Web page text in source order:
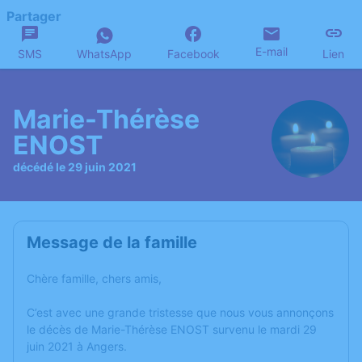
Partager
SMS WhatsApp Facebook E-mail Lien
Marie-Thérèse
ENOST
décédé le 29 juin 2021
Message de la famille
Chère famille, chers amis,
C’est avec une grande tristesse que nous vous annonçons
le décès de Marie-Thérèse ENOST survenu le mardi 29
juin 2021 à Angers.